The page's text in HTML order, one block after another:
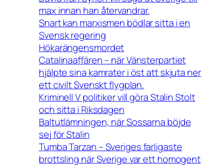
max innan han återvandrar.
Snart kan marxismen bödlar sitta i en
Svensk regering
Hökarängensmordet
Catalinaaffären – när Vänsterpartiet
hjälpte sina kamrater i öst att skjuta ner
ett civilt Svenskt flygplan.
Kriminell V politiker vill göra Stalin Stolt
och sitta i Riksdagen
Baltutlämningen, när Sossarna böjde
sej för Stalin
Tumba Tarzan – Sveriges farligaste
brottsling när Sverige var ett homogent